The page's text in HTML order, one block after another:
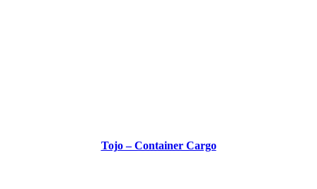
Tojo – Container Cargo